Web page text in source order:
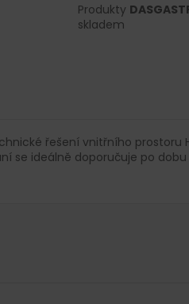
Produkty
skladem
řešení vnitřního
ideálně doporučuje po